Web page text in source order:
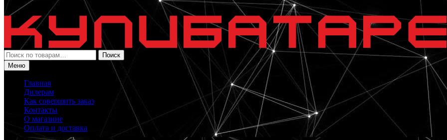
Искать:
Поиск
Меню
Главная
Дилерам
Как совершить заказ
Контакты
О магазине
Оплата и доставка